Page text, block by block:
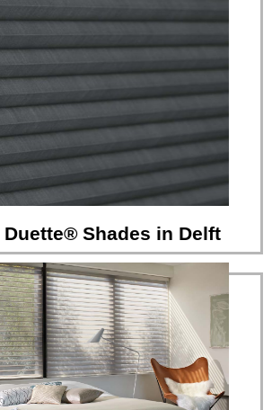
Shades in Delft
van warmte en licht, het hele jaar
door
Duette® Shades in Delft
heeft de meest veelzijdige collectie
het gebied van raamdecoratie...
Lees verder
Lees verder